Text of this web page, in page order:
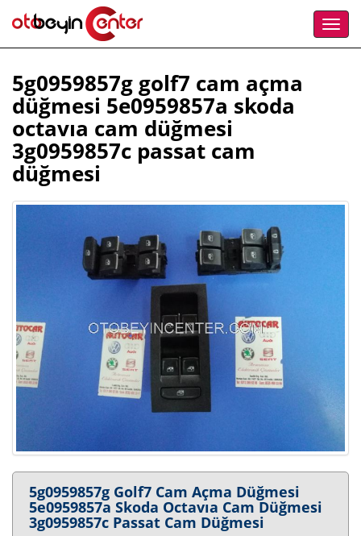
5g0959857g golf7 cam açma
düğmesi 5e0959857a skoda
octavıa cam düğmesi
3g0959857c passat cam
düğmesi
5g0959857g Golf7 Cam Açma Düğmesi
5e0959857a Skoda Octavıa Cam Düğmesi
3g0959857c Passat Cam Düğmesi